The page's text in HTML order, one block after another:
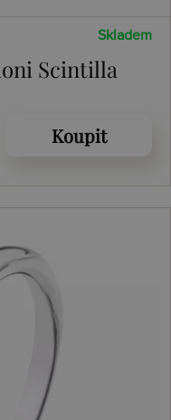
Skladem
Scintilla
Koupit